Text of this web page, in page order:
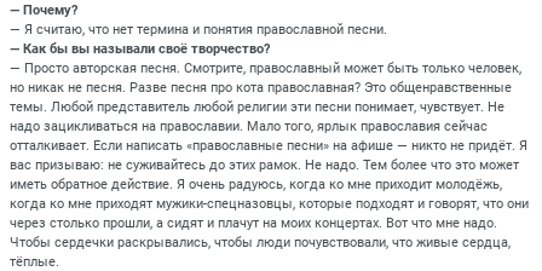
— Почему?
— Я считаю, что нет термина и понятия православной песни.
— Как бы вы называли своё творчество?
— Просто авторская песня. Смотрите, православный может быть только человек,
но никак не песня. Разве песня про кота православная? Это общенравственные
темы. Любой представитель любой религии эти песни понимает, чувствует. Не
надо зацикливаться на православии. Мало того, ярлык православия сейчас
отталкивает. Если написать «православные песни» на афише — никто не придёт. Я
вас призываю: не суживайтесь до этих рамок. Не надо. Тем более что это может
иметь обратное действие. Я очень радуюсь, когда ко мне приходит молодёжь,
когда ко мне приходят мужики-спецназовцы, которые подходят и говорят, что они
через столько прошли, а сидят и плачут на моих концертах. Вот что мне надо.
Чтобы сердечки раскрывались, чтобы люди почувствовали, что живые сердца,
тёплые.